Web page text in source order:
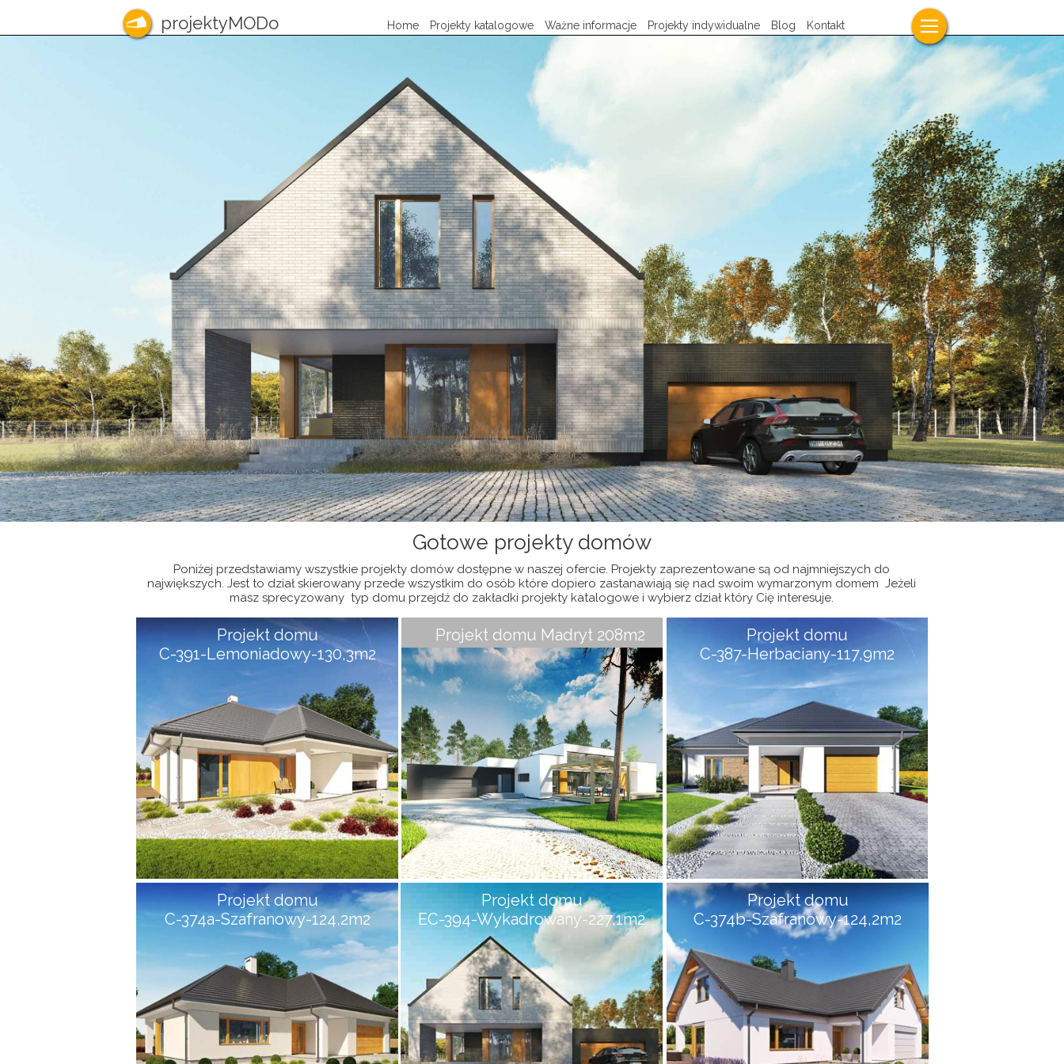
projektyMODo Home Projekty katalogowe
Projekty domow parterowych
Projekty domów piętrowych
Projekty domów z poddaszem
Projekty domów z garażem jednostanowiskowym
Projekty domów z garażem dwustanowiskowym
Ważne informacje
Co warto wiedzieć zanim wybierzesz projekt
Jak uzyskać pozwolenie na budowę
Zasady adaptacji projektu do działki
Regulamin
Polityka prywatności
Zasady zwrotu i wymiany projektu
Pracownia ProjektyMODo
Projekty indywidualne Blog Kontakt
Projekt domu
C-387-Herbaciany-117,9m2
Projekt domu
C-374a-Szafranowy-124,2m2
Projekt domu
C-391-Lemoniadowy-130,3m2
Projekt domu Madryt 208m2
projekty domów nowoczesnych
Gotowe projekty domów
Poniżej przedstawiamy wszystkie projekty domów dostępne w naszej ofercie. Projekty zaprezentowane są od najmniejszych do
największych. Jest to dział skierowany przede wszystkim do osób które dopiero zastanawiają się nad swoim wymarzonym domem Jeżeli
masz sprecyzowany typ domu przejdź do zakładki projekty katalogowe i wybierz dział który Cię interesuje.
Projekt domu
EC-394-Wykadrowany-227,1m2
Projekt domu
C-374b-Szafranowy-124,2m2